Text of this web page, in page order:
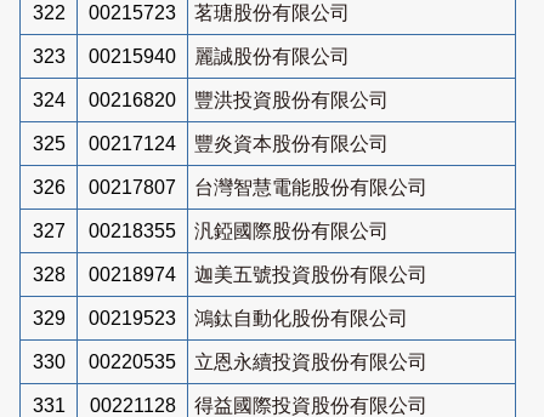
322 00215723 茗瑭股份有限公司
323 00215940 麗誠股份有限公司
324 00216820 豐洪投資股份有限公司
325 00217124 豐炎資本股份有限公司
326 00217807 台灣智慧電能股份有限公司
327 00218355 汎錏國際股份有限公司
328 00218974 迦美五號投資股份有限公司
329 00219523 鴻鈦自動化股份有限公司
330 00220535 立恩永續投資股份有限公司
331 00221128 得益國際投資股份有限公司